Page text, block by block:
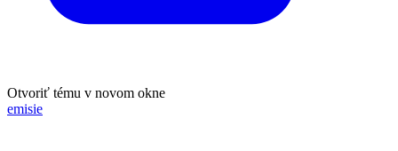
Otvoriť tému v novom okne
emisie